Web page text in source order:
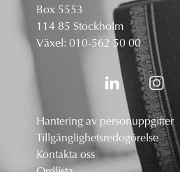
Box 5553
114 85 Stockholm
Växel: 010-562 50 00
Hantering av personuppgifter
Tillgänglighetsredogörelse
Kontakta oss